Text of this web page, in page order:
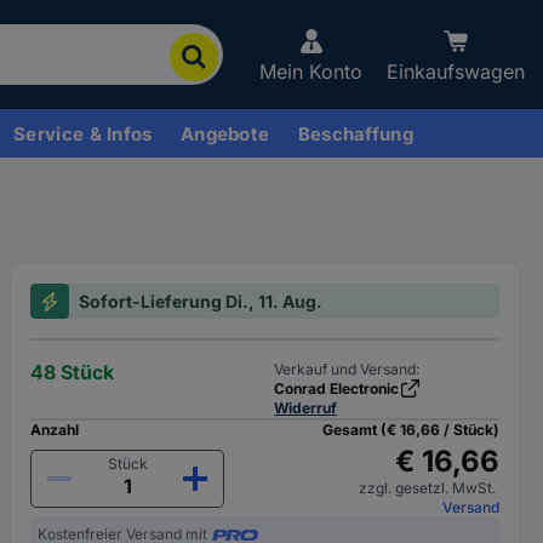
Mein Konto Einkaufswagen
Service & Infos Angebote Beschaffung
Sofort-Lieferung Di., 11. Aug.
48 Stück
Verkauf und Versand:
Conrad Electronic
Widerruf
Anzahl
Stück
Gesamt (€ 16,66 / Stück)
€ 16,66
zzgl. gesetzl. MwSt.
Versand
Kostenfreier Versand mit